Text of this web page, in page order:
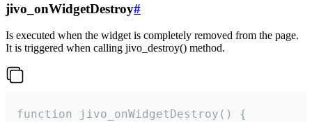
jivo_onWidgetDestroy#
Is executed when the widget is completely removed from the page.
It is triggered when calling jivo_destroy() method.
function jivo_onWidgetDestroy() {